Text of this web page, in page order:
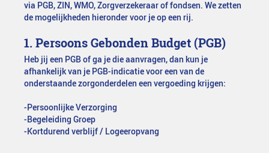
via PGB, ZIN, WMO, Zorgverzekeraar of fondsen. We zetten
de mogelijkheden hieronder voor je op een rij.
1. Persoons Gebonden Budget (PGB)
Heb jij een PGB of ga je die aanvragen, dan kun je
afhankelijk van je PGB-indicatie voor een van de
onderstaande zorgonderdelen een vergoeding krijgen:
-Persoonlijke Verzorging
-Begeleiding Groep
-Kortdurend verblijf / Logeeropvang